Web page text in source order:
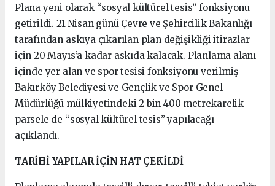
Plana yeni olarak “sosyal kültürel tesis” fonksiyonu
getirildi. 21 Nisan günü Çevre ve Şehircilik Bakanlığı
tarafından askıya çıkarılan plan değişikliği itirazlar
için 20 Mayıs’a kadar askıda kalacak. Planlama alanı
içinde yer alan ve spor tesisi fonksiyonu verilmiş
Bakırköy Belediyesi ve Gençlik ve Spor Genel
Müdürlüğü mülkiyetindeki 2 bin 400 metrekarelik
parsele de “sosyal kültürel tesis” yapılacağı
açıklandı.
TARİHİ YAPILAR İÇİN HAT ÇEKİLDİ